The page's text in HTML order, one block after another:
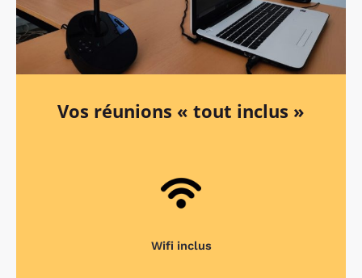
Vos réunions « tout inclus »
Wifi inclus